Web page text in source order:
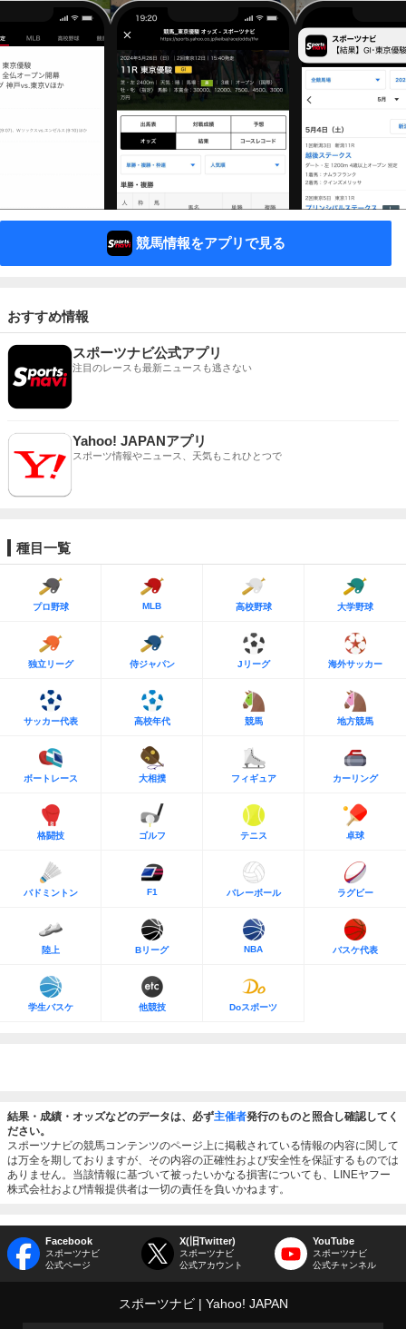
競馬情報をアプリで見る
おすすめ情報
スポーツナビ公式アプリ
注目のレースも最新ニュースも逃さない
Yahoo! JAPANアプリ
スポーツ情報やニュース、天気もこれひとつで
種目一覧
プロ野球 MLB 高校野球 大学野球
独立リーグ 侍ジャパン Jリーグ 海外サッカー
サッカー代表 高校年代 競馬 地方競馬
ボートレース 大相撲 フィギュア カーリング
格闘技 ゴルフ テニス 卓球
バドミントン F1 バレーボール ラグビー
陸上 Bリーグ NBA バスケ代表
学生バスケ 他競技 Doスポーツ
結果・成績・オッズなどのデータは、必ず主催者発行のものと照合し確認してく
ださい。
スポーツナビの競馬コンテンツのページ上に掲載されている情報の内容に関して
は万全を期しておりますが、その内容の正確性および安全性を保証するものでは
ありません。当該情報に基づいて被ったいかなる損害についても、LINEヤフー
株式会社および情報提供者は一切の責任を負いかねます。
Facebook
スポーツナビ
公式ページ
X(旧Twitter)
スポーツナビ
公式アカウント
YouTube
スポーツナビ
公式チャンネル
スポーツナビ Yahoo! JAPAN